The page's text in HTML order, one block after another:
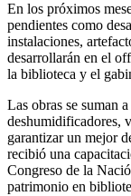
En los próximos
pendientes como
instalaciones,
desarrollarán en el
la biblioteca y el
Las obras se suman
deshumidificadores,
garantizar un mejor
recibió una
Congreso de la
patrimonio en